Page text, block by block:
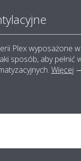
Plex wyposażone
sposób, aby pełnić
Więcej